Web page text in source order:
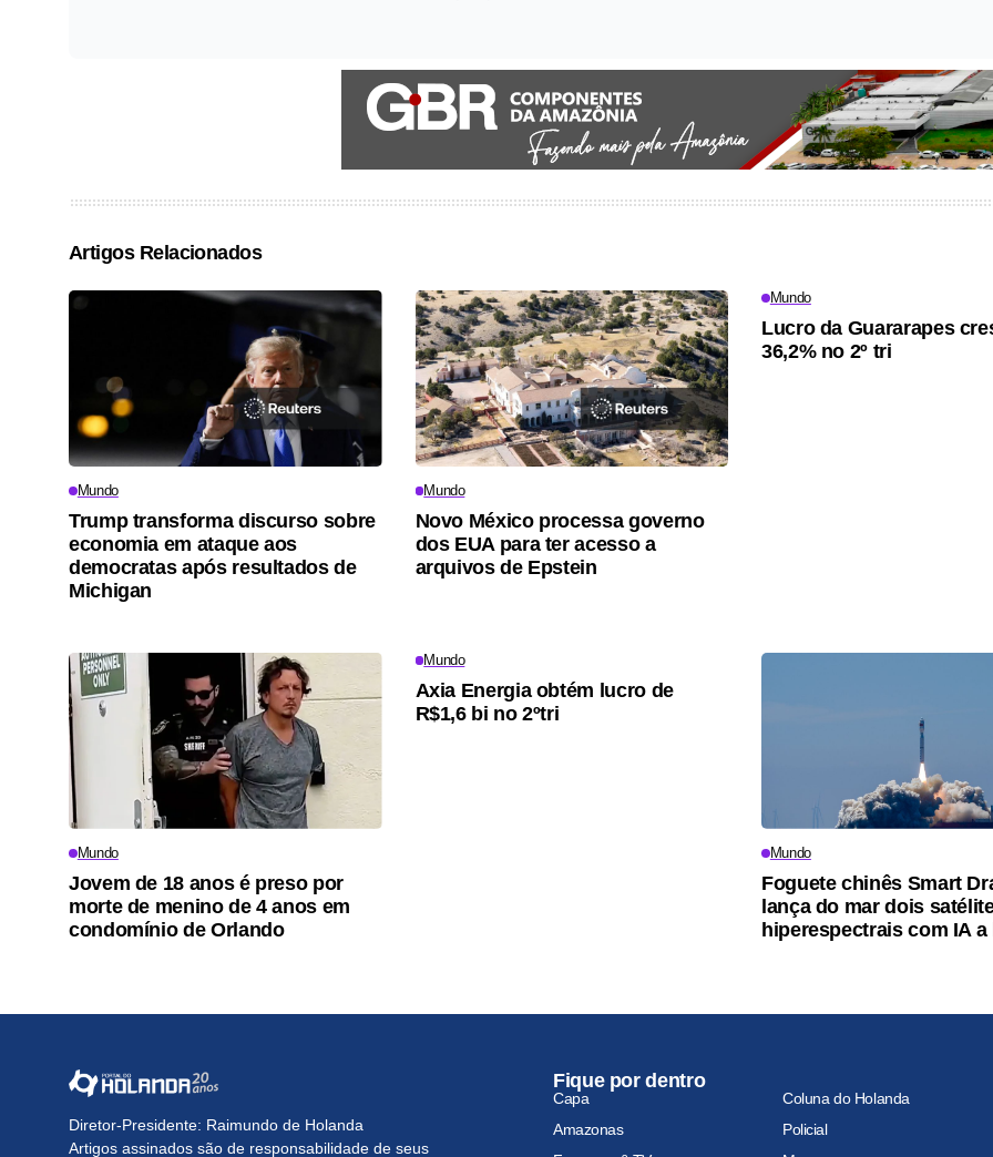
Artigos Relacionados
Mundo
Trump transforma discurso sobre
economia em ataque aos
democratas após resultados de
Michigan
Mundo
Novo México processa governo
dos EUA para ter acesso a
arquivos de Epstein
Mundo
Lucro da Guararapes
36,2% no 2º tri
Mundo
Jovem de 18 anos é preso por
morte de menino de 4 anos em
condomínio de Orlando
Mundo
Axia Energia obtém lucro de
R$1,6 bi no 2ºtri
Mundo
Foguete chinês Smart
lança do mar dois
hiperespectrais com IA
Diretor-Presidente: Raimundo de Holanda
Artigos assinados são de responsabilidade de seus
Fique por dentro
Capa
Coluna do Holanda
Amazonas
Policial